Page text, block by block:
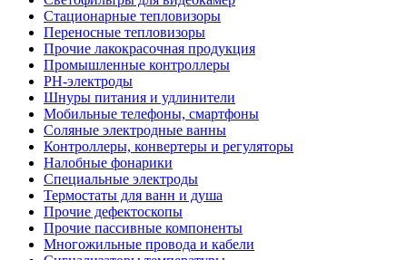
Стационарные тепловизоры
Переносные тепловизоры
Прочие лакокрасочная продукция
Промышленные контроллеры
PH-электроды
Шнуры питания и удлинители
Мобильные телефоны, смартфоны
Соляные электродные ванны
Контроллеры, конвертеры и регуляторы
Налобные фонарики
Специальные электроды
Термостаты для ванн и душа
Прочие дефектоскопы
Прочие пассивные компоненты
Многожильные провода и кабели